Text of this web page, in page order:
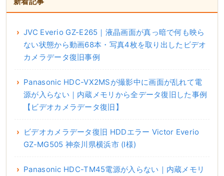
JVC Everio GZ-E265｜液晶画面が真っ暗で何も映ら
ない状態から動画68本・写真4枚を取り出したビデオ
カメラデータ復旧事例
Panasonic HDC-VX2MSが撮影中に画面が乱れて電
源が入らない｜内蔵メモリから全データ復旧した事例
【ビデオカメラデータ復旧】
ビデオカメラデータ復旧 HDDエラー Victor Everio
GZ-MG505 神奈川県横浜市 (I様)
Panasonic HDC-TM45電源が入らない｜内蔵メモリ